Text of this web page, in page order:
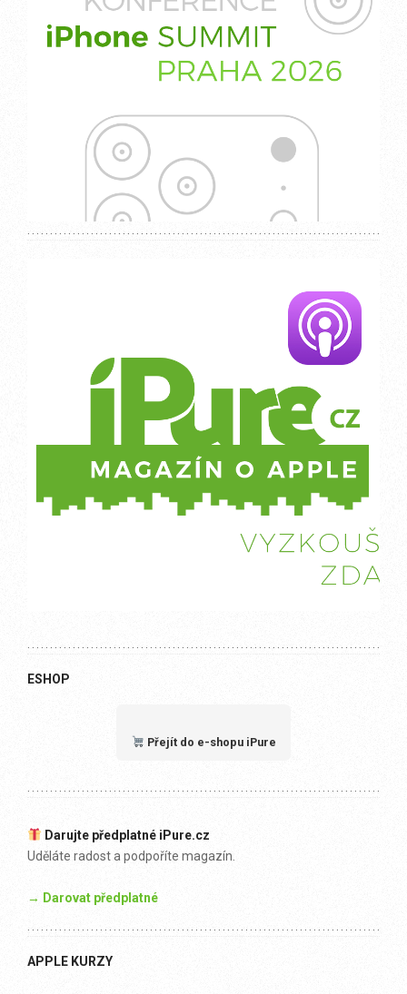
ESHOP
Přejít do e-shopu iPure
Darujte předplatné iPure.cz
Uděláte radost a podpoříte magazín.
→ Darovat předplatné
APPLE KURZY